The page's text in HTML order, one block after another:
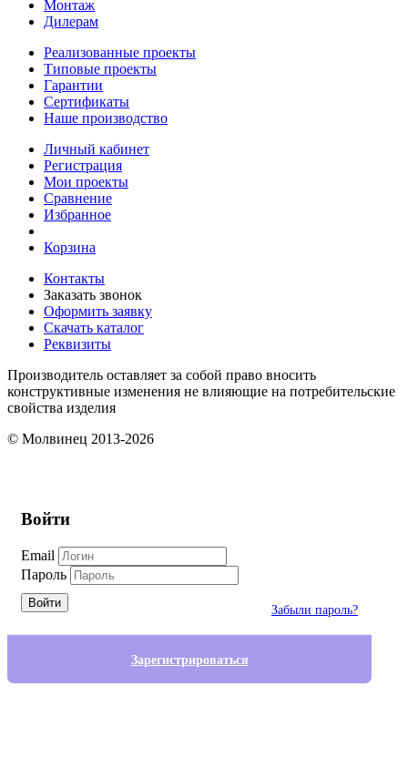
Монтаж
Дилерам
Реализованные проекты
Типовые проекты
Гарантии
Сертификаты
Наше производство
Личный кабинет
Регистрация
Мои проекты
Сравнение
Избранное
Корзина
Контакты
Заказать звонок
Оформить заявку
Скачать каталог
Реквизиты
Производитель оставляет за собой право вносить
конструктивные изменения не влияющие на потребительские
свойства изделия
© Молвинец 2013-2026
Войти
Email
Пароль
Войти
Забыли пароль?
Зарегистрироваться